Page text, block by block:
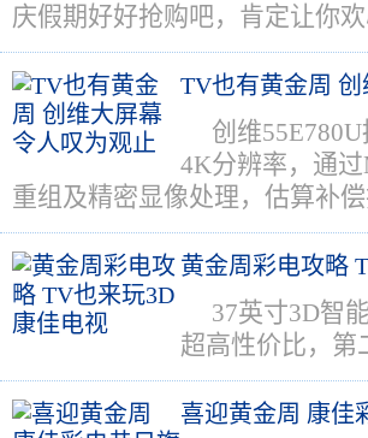
庆假期好好抢购吧，肯定让你欢
TV也有黄金周
创维
4K分辨率，通
重组及精密显像处理，估算补
黄金周彩电攻略
37英寸3D智
超高性价比，第
喜迎黄金周 康佳